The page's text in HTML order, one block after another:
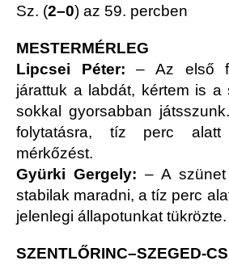
Sz. (2–0) az 59. percben
MESTERMÉRLEG
Lipcsei Péter:– Az első
járattuk a labdát, kértem is a
sokkal gyorsabban
folytatásra, tíz perc alatt
mérkőzést.
Gyürki Gergely: – A
stabilak maradni, a tíz perc
jelenlegi állapotunkat tükrözte.
SZENTLŐRINC–SZEGED-